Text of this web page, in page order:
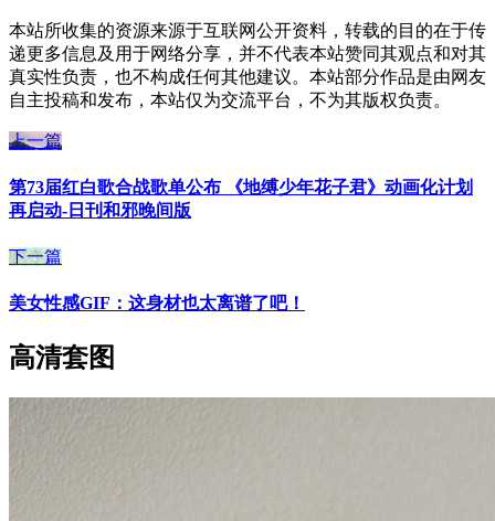
本站所收集的资源来源于互联网公开资料，转载的目的在于传
递更多信息及用于网络分享，并不代表本站赞同其观点和对其
真实性负责，也不构成任何其他建议。本站部分作品是由网友
自主投稿和发布，本站仅为交流平台，不为其版权负责。
上一篇
第73届红白歌合战歌单公布 《地缚少年花子君》动画化计划
再启动-日刊和邪晚间版
下一篇
美女性感GIF：这身材也太离谱了吧！
高清套图